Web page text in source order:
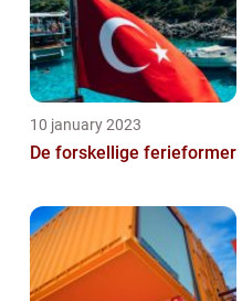
10 january 2023
De forskellige ferieformer